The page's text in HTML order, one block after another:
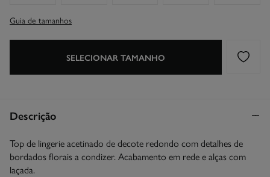
Guia de tamanhos
SELECIONAR TAMANHO
Descrição
Top de lingerie acetinado de decote redondo com detalhes de
bordados florais a condizer. Acabamento em rede e alças com
laçada.